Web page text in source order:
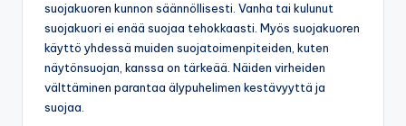
suojakuoren kunnon säännöllisesti. Vanha tai kulunut
suojakuori ei enää suojaa tehokkaasti. Myös suojakuoren
käyttö yhdessä muiden suojatoimenpiteiden, kuten
näytönsuojan, kanssa on tärkeää. Näiden virheiden
välttäminen parantaa älypuhelimen kestävyyttä ja
suojaa.